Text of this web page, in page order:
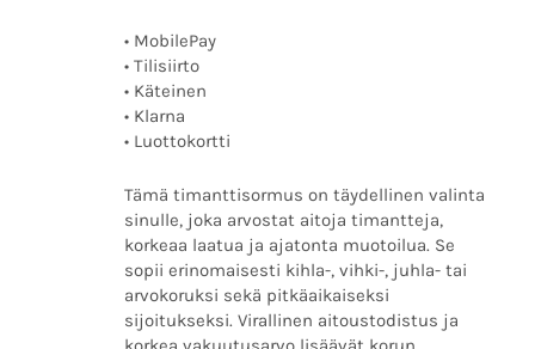
• MobilePay
• Tilisiirto
• Käteinen
• Klarna
• Luottokortti
Tämä timanttisormus on täydellinen valinta
sinulle, joka arvostat aitoja timantteja,
korkeaa laatua ja ajatonta muotoilua. Se
sopii erinomaisesti kihla-, vihki-, juhla- tai
arvokoruksi sekä pitkäaikaiseksi
sijoitukseksi. Virallinen aitoustodistus ja